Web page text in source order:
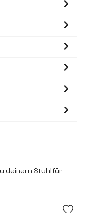
deinem Stuhl für